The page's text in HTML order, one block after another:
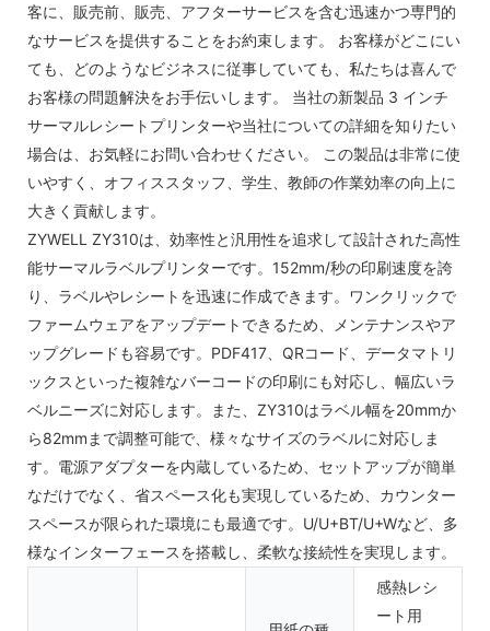
客に、販売前、販売、アフターサービスを含む迅速かつ専門的
なサービスを提供することをお約束します。 お客様がどこにい
ても、どのようなビジネスに従事していても、私たちは喜んで
お客様の問題解決をお手伝いします。 当社の新製品 3 インチ
サーマルレシートプリンターや当社についての詳細を知りたい
場合は、お気軽にお問い合わせください。 この製品は非常に使
いやすく、オフィススタッフ、学生、教師の作業効率の向上に
大きく貢献します。
ZYWELL ZY310は、効率性と汎用性を追求して設計された高性
能サーマルラベルプリンターです。152mm/秒の印刷速度を誇
り、ラベルやレシートを迅速に作成できます。ワンクリックで
ファームウェアをアップデートできるため、メンテナンスやア
ップグレードも容易です。PDF417、QRコード、データマトリ
ックスといった複雑なバーコードの印刷にも対応し、幅広いラ
ベルニーズに対応します。また、ZY310はラベル幅を20mmか
ら82mmまで調整可能で、様々なサイズのラベルに対応しま
す。電源アダプターを内蔵しているため、セットアップが簡単
なだけでなく、省スペース化も実現しているため、カウンター
スペースが限られた環境にも最適です。U/U+BT/U+Wなど、多
様なインターフェースを搭載し、柔軟な接続性を実現します。
感熱レシ
ート用